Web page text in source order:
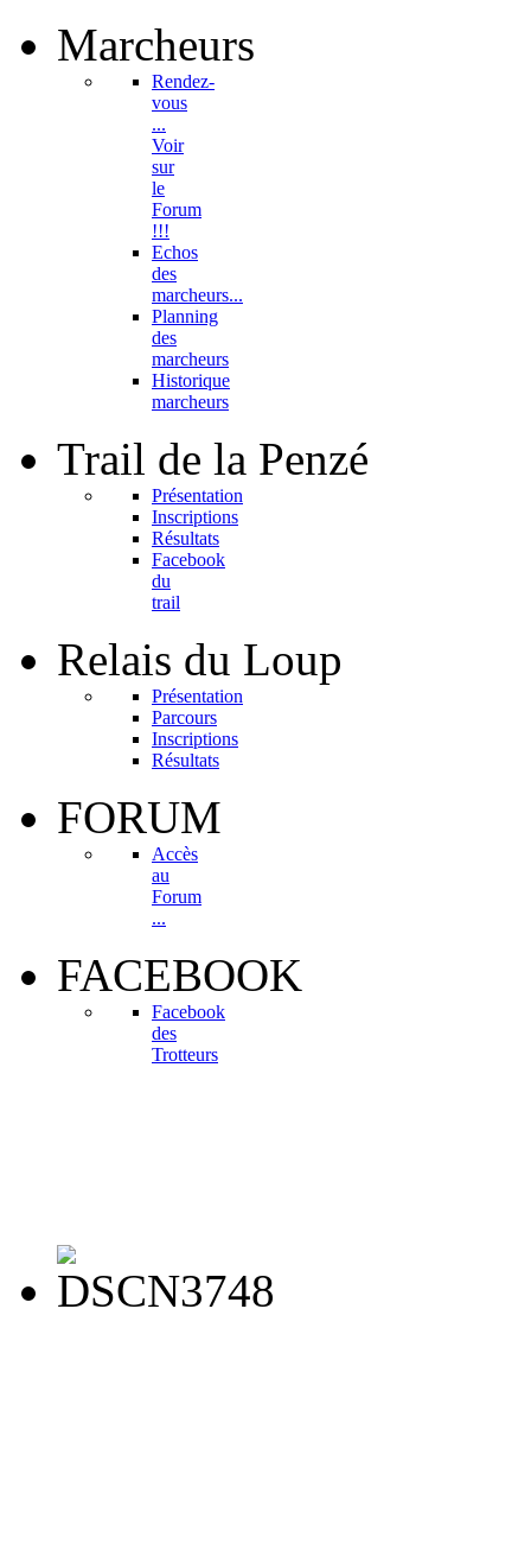
Marcheurs
Rendez-
vous
...
Voir
sur
le
Forum
!!!
Echos
des
marcheurs...
Planning
des
marcheurs
Historique
marcheurs
Trail de la Penzé
Présentation
Inscriptions
Résultats
Facebook
du
trail
Relais du Loup
Présentation
Parcours
Inscriptions
Résultats
FORUM
Accès
au
Forum
...
FACEBOOK
Facebook
des
Trotteurs